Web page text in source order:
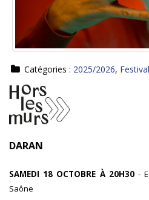
FESTIVAL J. BREL
PÔLE D'EXCELLENCE
AVEC VOUS
INFOS
Catégories : 2025/2026,
DARAN
SAMEDI 18 OCTOBRE À 20H30 -
Saône